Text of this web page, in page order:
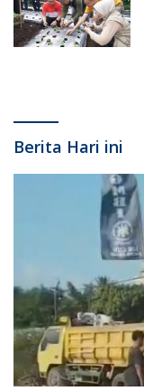
Berita Hari ini